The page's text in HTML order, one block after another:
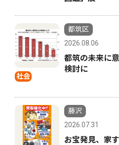
社会
都筑区
2026.08.06
都筑の未来に
検討に
藤沢
2026.07.31
お宝発見、家